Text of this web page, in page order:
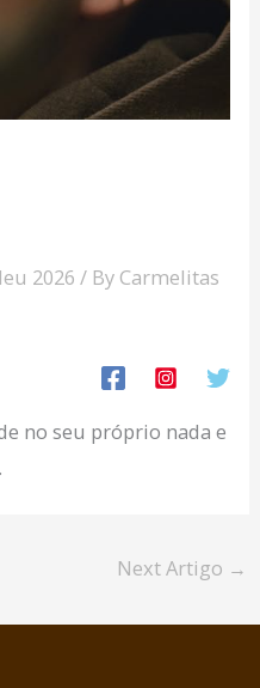
2026 / By Carmelitas
no seu próprio nada e
Next Artigo →